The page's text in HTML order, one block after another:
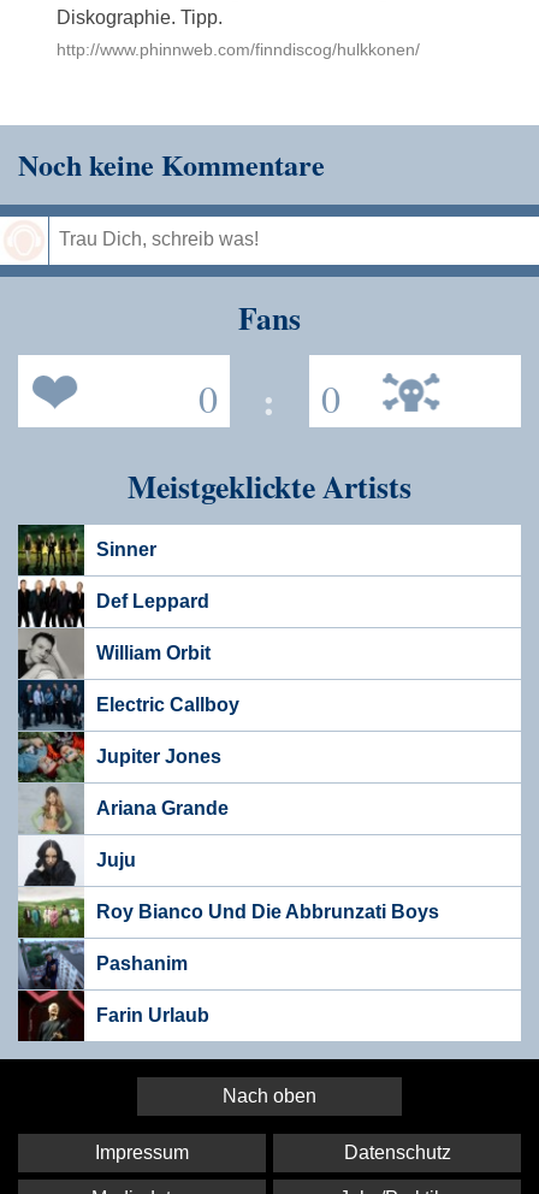
Diskographie. Tipp.
http://www.phinnweb.com/finndiscog/hulkkonen/
Noch keine Kommentare
Fans
0 : 0
Meistgeklickte Artists
Sinner
Def Leppard
William Orbit
Electric Callboy
Jupiter Jones
Ariana Grande
Juju
Roy Bianco Und Die Abbrunzati Boys
Pashanim
Farin Urlaub
Nach oben
Impressum Datenschutz